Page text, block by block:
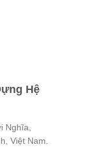
Hệ
Nghĩa,
Việt Nam.